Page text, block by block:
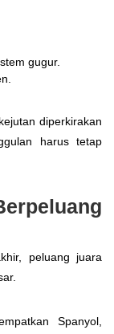
gugur.
diperkirakan
harus tetap
peluang juara
Spanyol,